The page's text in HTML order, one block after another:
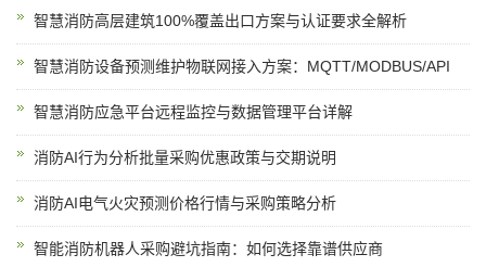
智慧消防高层建筑100%覆盖出口方案与认证要求全解析
智慧消防设备预测维护物联网接入方案：MQTT/MODBUS/API
智慧消防应急平台远程监控与数据管理平台详解
消防AI行为分析批量采购优惠政策与交期说明
消防AI电气火灾预测价格行情与采购策略分析
智能消防机器人采购避坑指南：如何选择靠谱供应商